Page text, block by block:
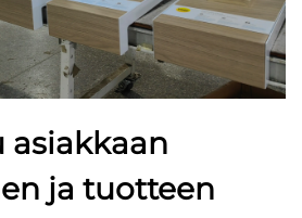
asiakkaan
ja tuotteen